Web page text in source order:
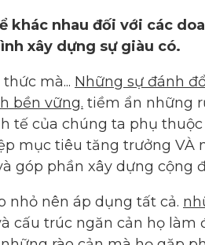
khác nhau đối với các
xây dựng sự giàu có.
mà... Những sự đánh
bền vững. tiềm ẩn những
tế của chúng ta phụ thuộc
mục tiêu tăng trưởng
góp phần xây dựng cộng
nhỏ nên áp dụng tất cả.
cấu trúc ngăn cản họ